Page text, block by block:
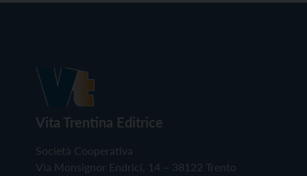
Vita Trentina Editrice
Società Cooperativa
Via Monsignor Endrici, 14 – 38122 Trento